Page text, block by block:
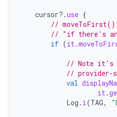
cursor?.use {
//
// "if there's
if (it.
// Note it's
// provider-
val
it.
Log . i(TAG,